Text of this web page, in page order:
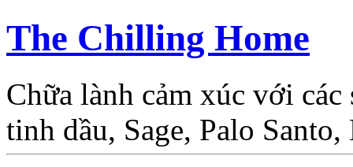
The Chilling Home
Chữa lành cảm xúc với
tinh dầu, Sage, Palo